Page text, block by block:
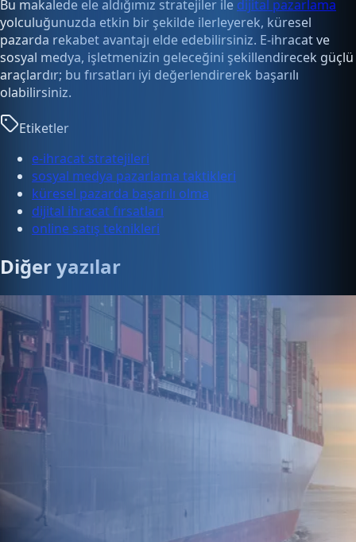
Bu makalede ele aldığımız stratejiler ile dijital pazarlama
yolculuğunuzda etkin bir şekilde ilerleyerek, küresel
pazarda rekabet avantajı elde edebilirsiniz. E-ihracat ve
sosyal medya, işletmenizin geleceğini şekillendirecek güçlü
araçlardır; bu fırsatları iyi değerlendirerek başarılı
olabilirsiniz.
Etiketler
e-ihracat stratejileri
sosyal medya pazarlama taktikleri
küresel pazarda başarılı olma
dijital ihracat fırsatları
online satış teknikleri
Diğer yazılar